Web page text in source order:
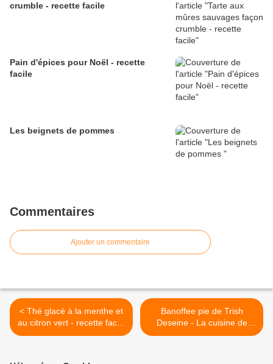
crumble - recette facile
Pain d'épices pour Noël - recette
facile
Les beignets de pommes
Commentaires
Ajouter un commentaire
< Thé glacé à la menthe et
au citron vert - recette facile
- La cuisine de Nathalie
Banoffee pie de Trish
Deseine - La cuisine de
Nathalie >